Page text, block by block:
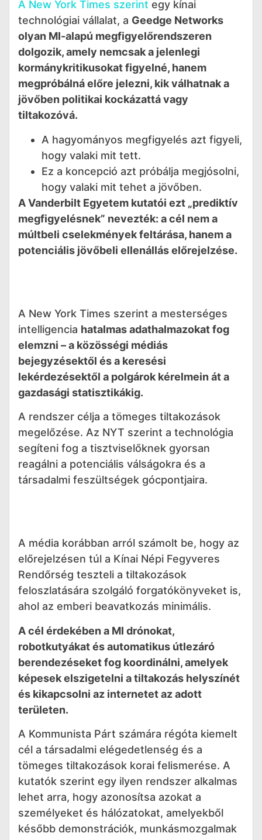
A New York Times szerint egy kínai
technológiai vállalat, a Geedge Networks
olyan MI-alapú megfigyelőrendszeren
dolgozik, amely nemcsak a jelenlegi
kormánykritikusokat figyelné, hanem
megpróbálná előre jelezni, kik válhatnak a
jövőben politikai kockázattá vagy
tiltakozóvá.
A hagyományos megfigyelés azt figyeli,
hogy valaki mit tett.
Ez a koncepció azt próbálja megjósolni,
hogy valaki mit tehet a jövőben.
A Vanderbilt Egyetem kutatói ezt „prediktív
megfigyelésnek” nevezték: a cél nem a
múltbeli cselekmények feltárása, hanem a
potenciális jövőbeli ellenállás előrejelzése.
A New York Times szerint a mesterséges
intelligencia hatalmas adathalmazokat fog
elemzni – a közösségi médiás
bejegyzésektől és a keresési
lekérdezésektől a polgárok kérelmein át a
gazdasági statisztikákig.
A rendszer célja a tömeges tiltakozások
megelőzése. Az NYT szerint a technológia
segíteni fog a tisztviselőknek gyorsan
reagálni a potenciális válságokra és a
társadalmi feszültségek gócpontjaira.
A média korábban arról számolt be, hogy az
előrejelzésen túl a Kínai Népi Fegyveres
Rendőrség teszteli a tiltakozások
feloszlatására szolgáló forgatókönyveket is,
ahol az emberi beavatkozás minimális.
A cél érdekében a MI drónokat,
robotkutyákat és automatikus útlezáró
berendezéseket fog koordinálni, amelyek
képesek elszigetelni a tiltakozás helyszínét
és kikapcsolni az internetet az adott
területen.
A Kommunista Párt számára régóta kiemelt
cél a társadalmi elégedetlenség és a
tömeges tiltakozások korai felismerése. A
kutatók szerint egy ilyen rendszer alkalmas
lehet arra, hogy azonosítsa azokat a
személyeket és hálózatokat, amelyekből
később demonstrációk, munkásmozgalmak